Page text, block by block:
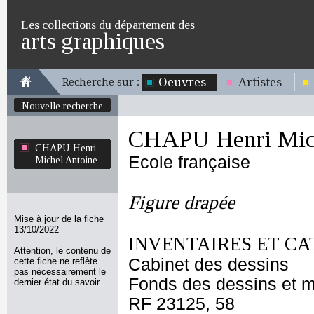
Les collections du département des
arts graphiques
Recherche sur : Oeuvres Artistes
Nouvelle recherche
CHAPU Henri
Michel Antoine
Mise à jour de la fiche
13/10/2022
Attention, le contenu de
cette fiche ne reflète
pas nécessairement le
dernier état du savoir.
CHAPU Henri
Ecole française
Figure drapée
INVENTAIRES ET
Cabinet des dessins
Fonds des dessins et
RF 23125, 58